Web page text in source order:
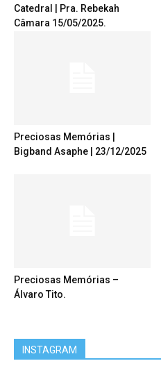
Catedral | Pra. Rebekah
Câmara 15/05/2025.
Preciosas Memórias |
Bigband Asaphe | 23/12/2025
Preciosas Memórias –
Álvaro Tito.
INSTAGRAM